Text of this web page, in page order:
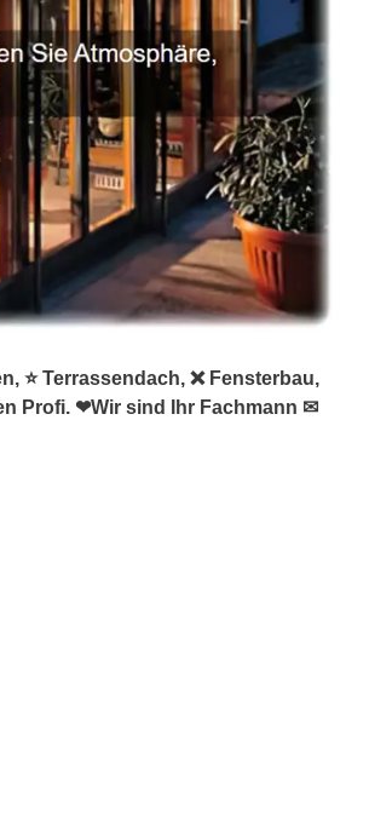
Terrassendach, ❌ Fensterbau,
Profi. ❤Wir sind Ihr Fachmann ✉